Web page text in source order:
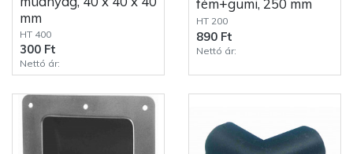
mm
HT 400
300 Ft
Nettó ár:
fém+gumi, 250 mm
HT 200
890 Ft
Nettó ár: